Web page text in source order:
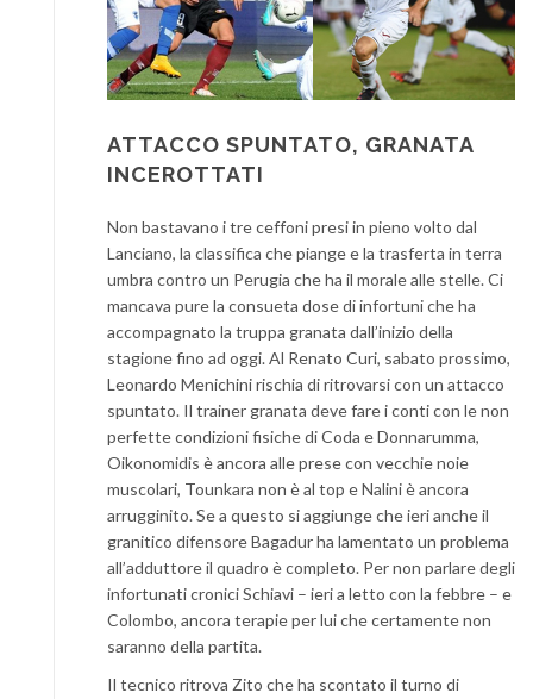
ATTACCO SPUNTATO, GRANATA
INCEROTTATI
Non bastavano i tre ceffoni presi in pieno volto dal
Lanciano, la classifica che piange e la trasferta in terra
umbra contro un Perugia che ha il morale alle stelle. Ci
mancava pure la consueta dose di infortuni che ha
accompagnato la truppa granata dall’inizio della
stagione fino ad oggi. Al Renato Curi, sabato prossimo,
Leonardo Menichini rischia di ritrovarsi con un attacco
spuntato. Il trainer granata deve fare i conti con le non
perfette condizioni fisiche di Coda e Donnarumma,
Oikonomidis è ancora alle prese con vecchie noie
muscolari, Tounkara non è al top e Nalini è ancora
arrugginito. Se a questo si aggiunge che ieri anche il
granitico difensore Bagadur ha lamentato un problema
all’adduttore il quadro è completo. Per non parlare degli
infortunati cronici Schiavi – ieri a letto con la febbre – e
Colombo, ancora terapie per lui che certamente non
saranno della partita.
Il tecnico ritrova Zito che ha scontato il turno di